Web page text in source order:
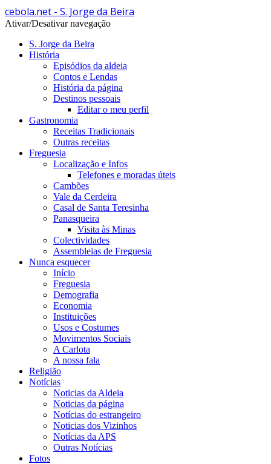
cebola.net - S. Jorge da Beira
Ativar/Desativar navegação
S. Jorge da Beira
História
Episódios da aldeia
Contos e Lendas
História da página
Destinos pessoais
Editar o meu perfil
Gastronomia
Receitas Tradicionais
Outras receitas
Freguesia
Localização e Infos
Telefones e moradas úteis
Cambões
Vale da Cerdeira
Casal de Santa Teresinha
Panasqueira
Visita às Minas
Colectividades
Assembleias de Freguesia
Nunca esquecer
Início
Freguesia
Demografia
Economia
Instituições
Usos e Costumes
Movimentos Sociais
A Carlota
A nossa fala
Religião
Notícias
Noticias da Aldeia
Noticias da página
Notícias do estrangeiro
Noticias dos Vizinhos
Notícias da APS
Outras Notícias
Fotos